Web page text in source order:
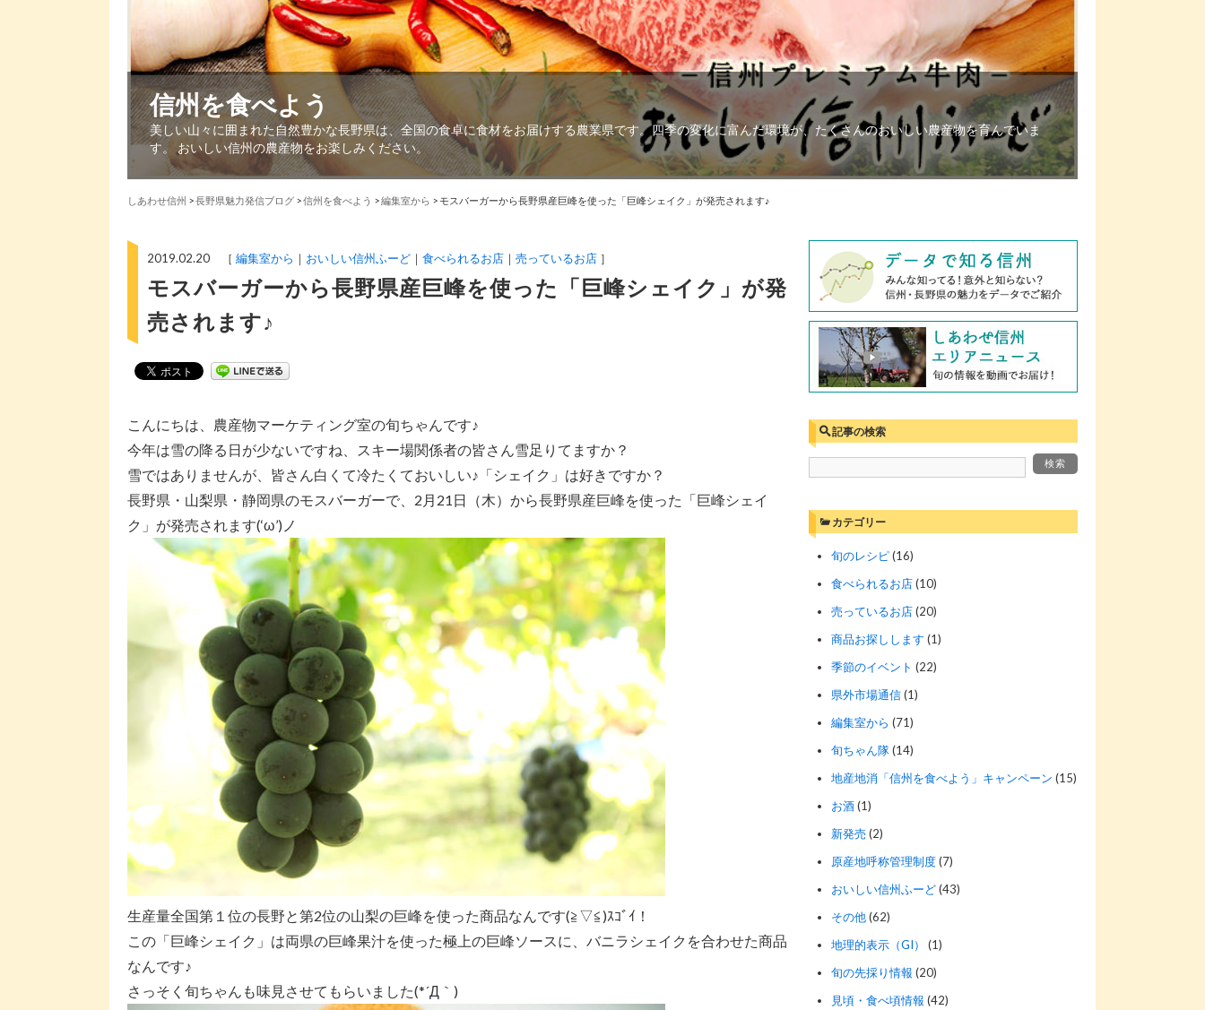
信州を食べよう
美しい山々に囲まれた自然豊かな長野県は、全国の食卓に食材をお届けする農業県です。四季の変化に富んだ環境が、たくさんのおいしい農産物を育んでいま
す。 おいしい信州の農産物をお楽しみください。
しあわせ信州 >長野県魅力発信ブログ >信州を食べよう >編集室から >モスバーガーから長野県産巨峰を使った「巨峰シェイク」が発売されます♪
2019.02.20 ［ 編集室から おいしい信州ふーど 食べられるお店 売っているお店 ］
モスバーガーから長野県産巨峰を使った「巨峰シェイク」が発
売されます♪
こんにちは、農産物マーケティング室の旬ちゃんです♪
今年は雪の降る日が少ないですね、スキー場関係者の皆さん雪足りてますか？
雪ではありませんが、皆さん白くて冷たくておいしい♪「シェイク」は好きですか？
長野県・山梨県・静岡県のモスバーガーで、2月21日（木）から長野県産巨峰を使った「巨峰シェイ
ク」が発売されます(‘ω’)ノ
生産量全国第１位の長野と第2位の山梨の巨峰を使った商品なんです(≧▽≦)ｽｺﾞｲ！
この「巨峰シェイク」は両県の巨峰果汁を使った極上の巨峰ソースに、バニラシェイクを合わせた商品
なんです♪
さっそく旬ちゃんも味見させてもらいました(*´Д｀)
記事の検索
カテゴリー
旬のレシピ(16)
食べられるお店(10)
売っているお店(20)
商品お探しします (1)
季節のイベント (22)
県外市場通信(1)
編集室から (71)
旬ちゃん隊(14)
地産地消「信州を食べよう」キャンペーン (15)
お酒(1)
新発売 (2)
原産地呼称管理制度(7)
おいしい信州ふーど(43)
その他(62)
地理的表示（GI）
(1)
旬の先採り情報 (20)
見頃・食べ頃情報 (42)